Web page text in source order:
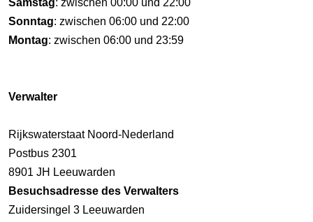
Samstag: zwischen 00:00 und 22:00
Sonntag: zwischen 06:00 und 22:00
Montag: zwischen 06:00 und 23:59
Verwalter
Rijkswaterstaat Noord-Nederland
Postbus 2301
8901 JH Leeuwarden
Besuchsadresse des Verwalters
Zuidersingel 3 Leeuwarden